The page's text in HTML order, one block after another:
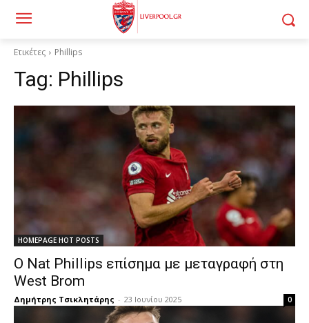
Ετικέτες Phillips
Tag: Phillips
HOMEPAGE HOT POSTS
Ο Nat Phillips επίσημα με μεταγραφή στη
West Brom
Δημήτρης Τσικλητάρης - 23 Ιουνίου 2025 0